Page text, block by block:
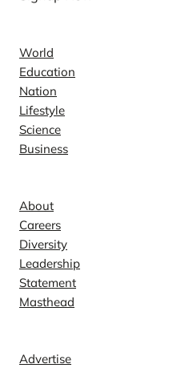
World
Education
Nation
Lifestyle
Science
Business
About
Careers
Diversity
Leadership
Statement
Masthead
Advertise